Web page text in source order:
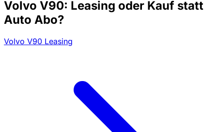
Volvo V90: Leasing oder Kauf statt
Auto Abo?
Volvo V90 Leasing